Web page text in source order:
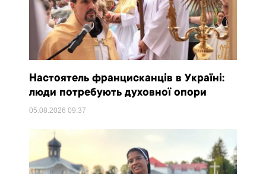
Настоятель францисканців в Україні:
люди потребують духовної опори
05.08.202609:37